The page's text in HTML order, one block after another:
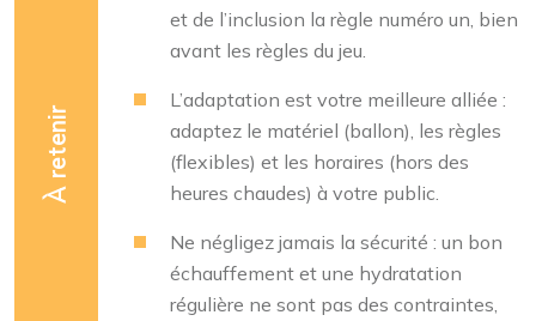
À retenir
et de l’inclusion la règle numéro un, bien
avant les règles du jeu.
L’adaptation est votre meilleure alliée :
adaptez le matériel (ballon), les règles
(flexibles) et les horaires (hors des
heures chaudes) à votre public.
Ne négligez jamais la sécurité : un bon
échauffement et une hydratation
régulière ne sont pas des contraintes,